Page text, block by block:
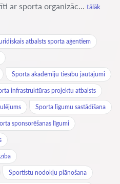
ar sporta organizāc... tālāk
atbalsts sporta aģentiem
Sporta akadēmiju tiesību jautājumi
infrastruktūras projektu atbalsts
Sporta līgumu sastādīšana
sponsorēšanas līgumi
Sportistu nodokļu plānošana